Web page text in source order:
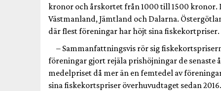
kronor och årskortet från 1000 till 1500 kronor.
Västmanland, Jämtland och Dalarna.
där flest föreningar har höjt sina fiskekortpriser.
– Sammanfattningsvis rör sig
föreningar gjort rejäla prishöjningar de senaste
medelpriset då mer än en femtedel av
sina fiskekortspriser överhuvudtaget sedan 2016.